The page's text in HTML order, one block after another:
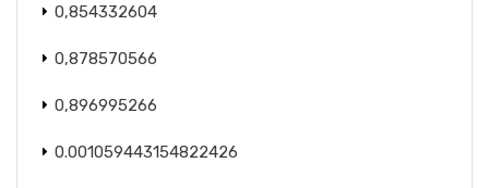
0,854332604
0,878570566
0,896995266
0.001059443154822426